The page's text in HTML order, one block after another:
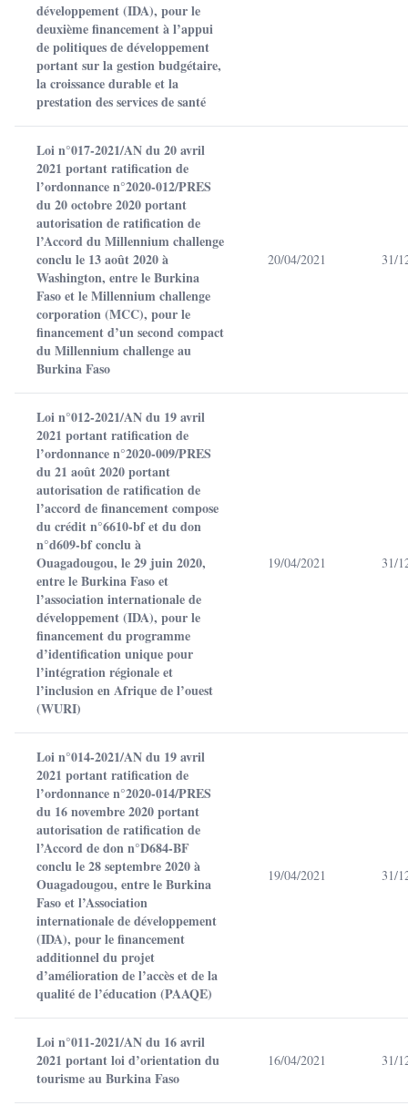
développement (IDA), pour le
deuxième financement à l’appui
de politiques de développement
portant sur la gestion budgétaire,
la croissance durable et la
prestation des services de santé
Loi n°017-2021/AN du 20 avril
2021 portant ratification de
l’ordonnance n°2020-012/PRES
du 20 octobre 2020 portant
autorisation de ratification de
l’Accord du Millennium challenge
conclu le 13 août 2020 à
Washington, entre le Burkina
Faso et le Millennium challenge
corporation (MCC), pour le
financement d’un second compact
du Millennium challenge au
Burkina Faso
20/04/2021 31/
Loi n°012-2021/AN du 19 avril
2021 portant ratification de
l’ordonnance n°2020-009/PRES
du 21 août 2020 portant
autorisation de ratification de
l’accord de financement compose
du crédit n°6610-bf et du don
n°d609-bf conclu à
Ouagadougou, le 29 juin 2020,
entre le Burkina Faso et
l’association internationale de
développement (IDA), pour le
financement du programme
d’identification unique pour
l’intégration régionale et
l’inclusion en Afrique de l’ouest
(WURI)
19/04/2021 31/
Loi n°014-2021/AN du 19 avril
2021 portant ratification de
l’ordonnance n°2020-014/PRES
du 16 novembre 2020 portant
autorisation de ratification de
l’Accord de don n°D684-BF
conclu le 28 septembre 2020 à
Ouagadougou, entre le Burkina
Faso et l’Association
internationale de développement
(IDA), pour le financement
additionnel du projet
d’amélioration de l’accès et de la
qualité de l’éducation (PAAQE)
19/04/2021 31/
Loi n°011-2021/AN du 16 avril
2021 portant loi d’orientation du
tourisme au Burkina Faso
16/04/2021 31/